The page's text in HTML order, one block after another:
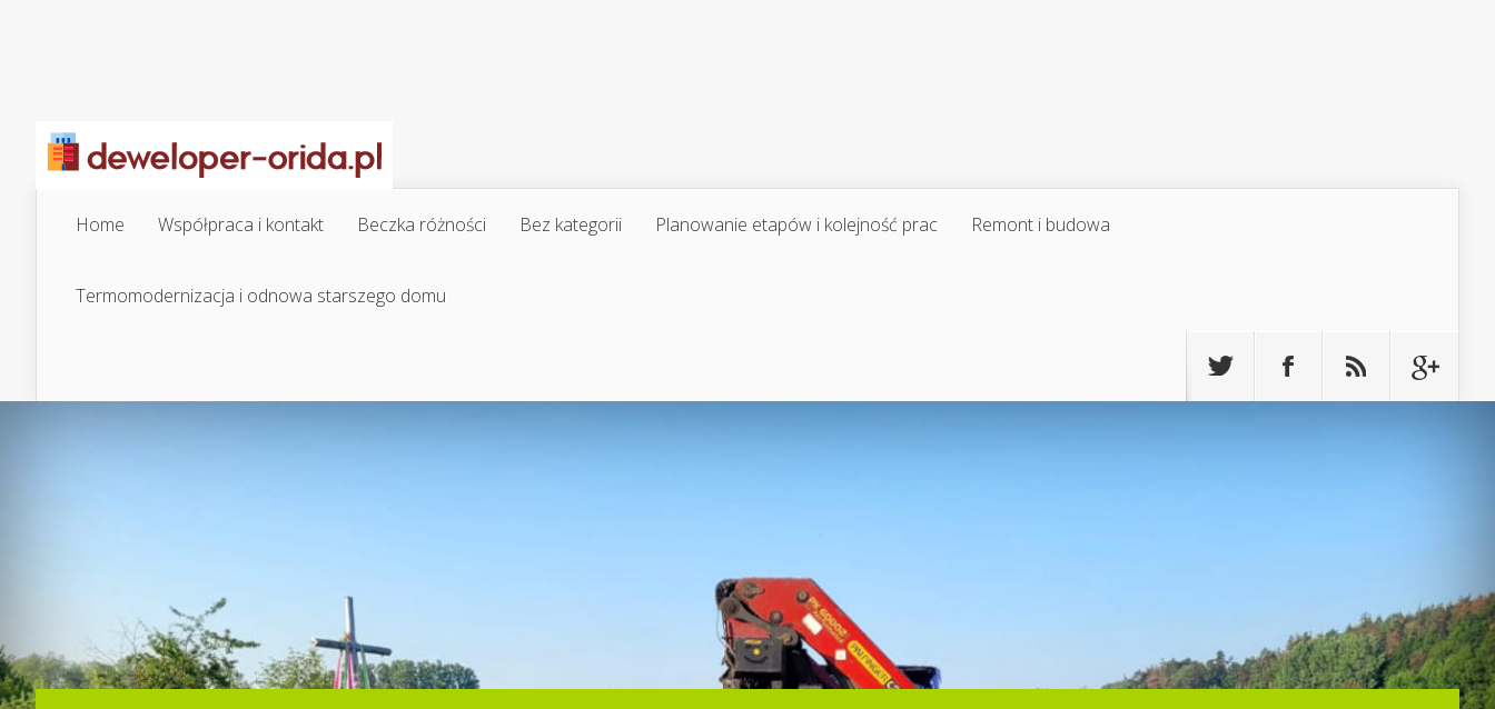
Home Współpraca i kontakt Beczka różności Bez kategorii Planowanie etapów i kolejność prac Remont i budowa
Termomodernizacja i odnowa starszego domu